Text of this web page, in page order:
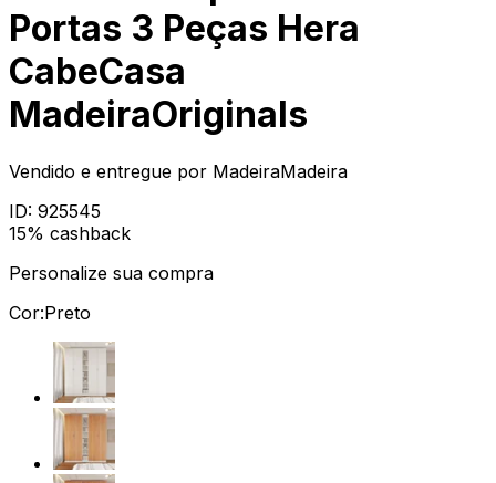
Portas 3 Peças Hera
CabeCasa
MadeiraOriginals
Vendido e entregue por MadeiraMadeira
ID: 925545
15% cashback
Personalize sua compra
Cor:Preto